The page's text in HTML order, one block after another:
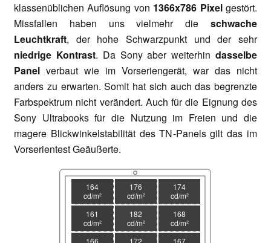
klassenüblichen Auflösung von 1366x786 Pixelgestört.
Missfallen haben uns vielmehr die schwache
Leuchtkraft, der hohe Schwarzpunkt und der sehr
niedrige Kontrast. Da Sony aber weiterhindasselbe
Panel verbaut wie im Vorseriengerät, war das nicht
anders zu erwarten. Somit hat sich auch das begrenzte
Farbspektrum nicht verändert. Auch für die Eignung des
Sony Ultrabooks für die Nutzung im Freien und die
magere Blickwinkelstabilität des TN-Panels gilt das im
Vorserientest Geäußerte.
164
cd/m²
176
cd/m²
174
cd/m²
161
cd/m²
182
cd/m²
168
cd/m²
166
172
167